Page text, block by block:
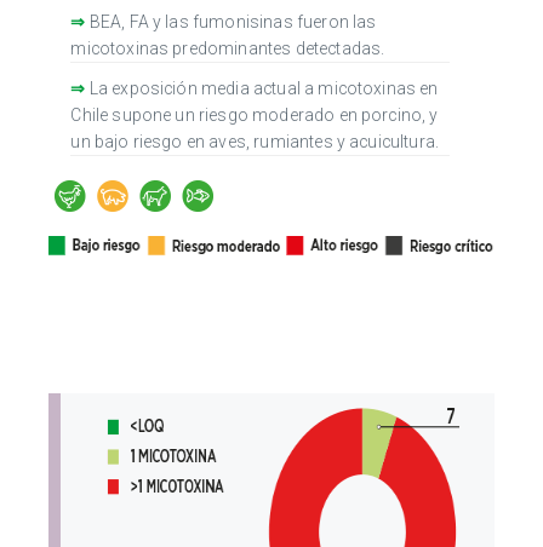
⇒ BEA, FA y las fumonisinas fueron las
micotoxinas predominantes detectadas.
⇒
La exposición media actual a micotoxinas en
Chile supone un riesgo moderado en porcino, y
un bajo riesgo en aves, rumiantes y acuicultura.